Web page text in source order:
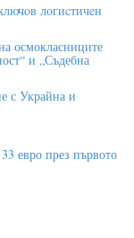
лoгиcтичeн
осмокласниците
и „Съдебна
с Украйна и
евро през първото